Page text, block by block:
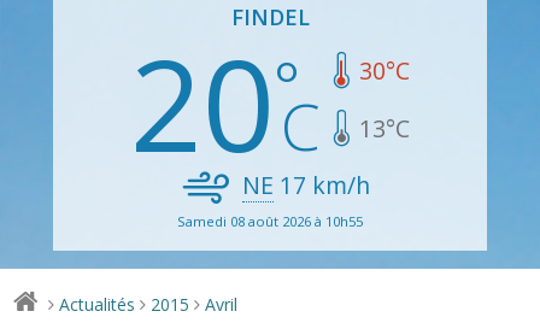
FINDEL
20 30°C
13°C
NE 17 km/h
Samedi 08 août 2026 à 10h55
> Actualités > 2015 > Avril